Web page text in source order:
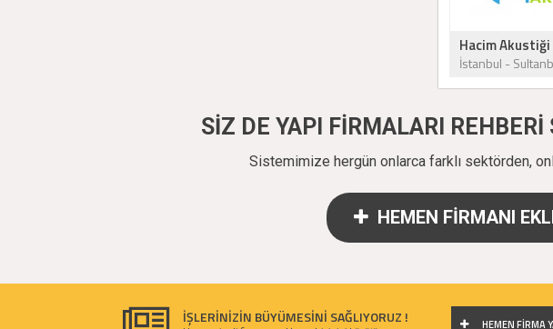
Hacim Akustiği
İstanbul -
SİZ DE YAPI FİRMALARI
Sistemimize hergün onlarca farklı sektörden,
HEMEN FİRMANI
İŞLERİNİZİN BÜYÜMESİNİ SAĞLIYORUZ ! HEMEN FİRMA